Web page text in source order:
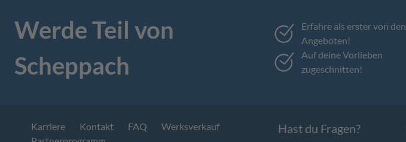
Werde Teil von
Scheppach
Erfahre als erster von den
Angeboten!
Auf deine Vorlieben
zugeschnitten!
Karriere Kontakt FAQ
Werksverkauf
Hast du Fragen?